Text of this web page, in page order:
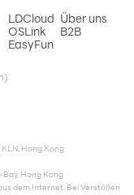
LDCloud
OSLink
EasyFun
Über uns
B2B
KLN, Hong Kong
Bay, Hong Kong
dem Internet. Bei Verstößen